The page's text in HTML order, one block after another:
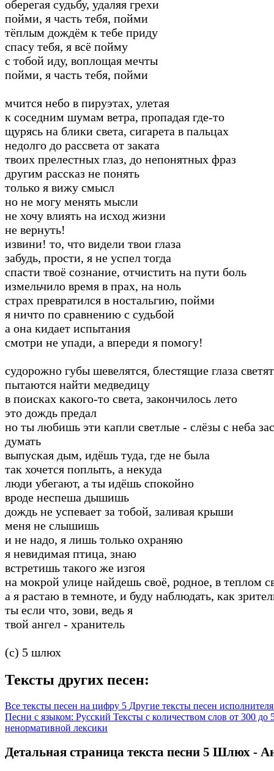
оберегая судьбу, удаляя грехи
пойми, я часть тебя, пойми
тёплым дождём к тебе приду
спасу тебя, я всё пойму
с тобой иду, воплощая мечты
пойми, я часть тебя, пойми
мчится небо в пируэтах, улетая
к соседним шумам ветра, пропадая где-то
щурясь на блики света, сигарета в пальцах
недолго до рассвета от заката
твоих прелестных глаз, до непонятных фраз
другим рассказ не понять
только я вижу смысл
но не могу менять мысли
не хочу влиять на исход жизни
не вернуть!
извини! то, что видели твои глаза
забудь, прости, я не успел тогда
спасти твоё сознание, отчистить на пути боль
измельчило время в прах, на ноль
страх превратился в ностальгию, пойми
я ничто по сравнению с судьбой
а она кидает испытания
смотри не упади, а впереди я помогу!
судорожно губы шевелятся, блестящие глаза
пытаются найти медведицу
в поисках какого-то света, закончилось лето
это дождь предал
но ты любишь эти капли светлые - слёзы с неба
думать
выпуская дым, идёшь туда, где не была
так хочется поплыть, а некуда
люди убегают, а ты идёшь спокойно
вроде неспеша дышишь
дождь не успевает за тобой, заливая крыши
меня не слышишь
и не надо, я лишь только охраняю
я невидимая птица, знаю
встретишь такого же изгоя
на мокрой улице найдешь своё, родное, в теплом
а я растаю в темноте, и буду наблюдать, как
ты если что, зови, ведь я
твой ангел - хранитель
(c) 5 шлюх
Тексты других песен:
Все тексты песен на цифру 5 Другие тексты песен
Песни с языком: Русский Тексты с количеством слов от 300 до
ненормативной лексики
Детальная страница текста песни 5 Шлюх -